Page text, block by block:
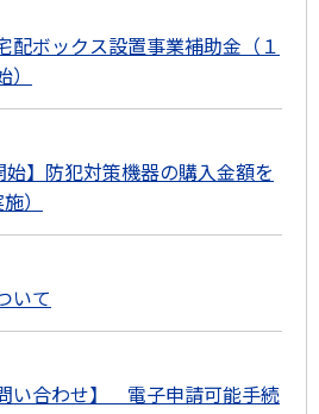
配ボックス設置事業補助金（１
始】防犯対策機器の購入金額を
）
いて
い合わせ】 電子申請可能手続